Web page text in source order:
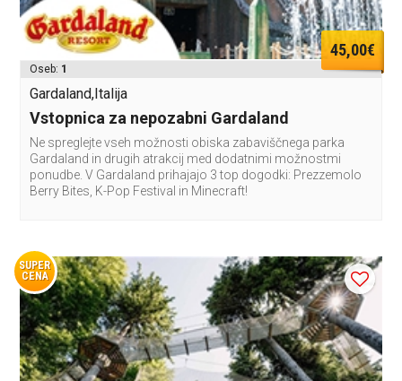
45,00€
Oseb: 1
Gardaland,Italija
Vstopnica za nepozabni Gardaland
Ne spreglejte vseh možnosti obiska zabaviščnega parka
Gardaland in drugih atrakcij med dodatnimi možnostmi
ponudbe. V Gardaland prihajajo 3 top dogodki: Prezzemolo
Berry Bites, K-Pop Festival in Minecraft!
SUPER
CENA